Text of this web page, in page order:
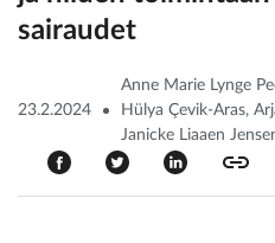
sairaudet
23.2.2024
Anne Marie Lynge
Hülya Çevik-Aras,
Janicke Liaaen